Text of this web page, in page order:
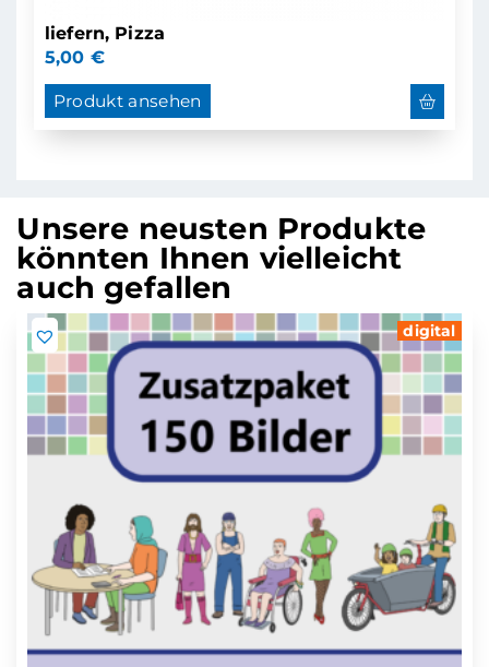
liefern, Pizza
5,00 €
Produkt ansehen
Unsere neusten Produkte
könnten Ihnen vielleicht
auch gefallen
digital